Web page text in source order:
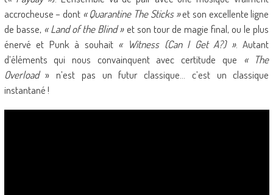
accrocheuse – dont « Quarantine The Sticks »et son excellente ligne
de basse, « Land of the Blind »et son tour de magie final, ou le plus
énervé et Punk à souhait « Witness (Can I Get A?) ». Autant
d’éléments qui nous convainquent avec certitude que « The
Overload» n’est pas un futur classique… c’est un classique
instantané !